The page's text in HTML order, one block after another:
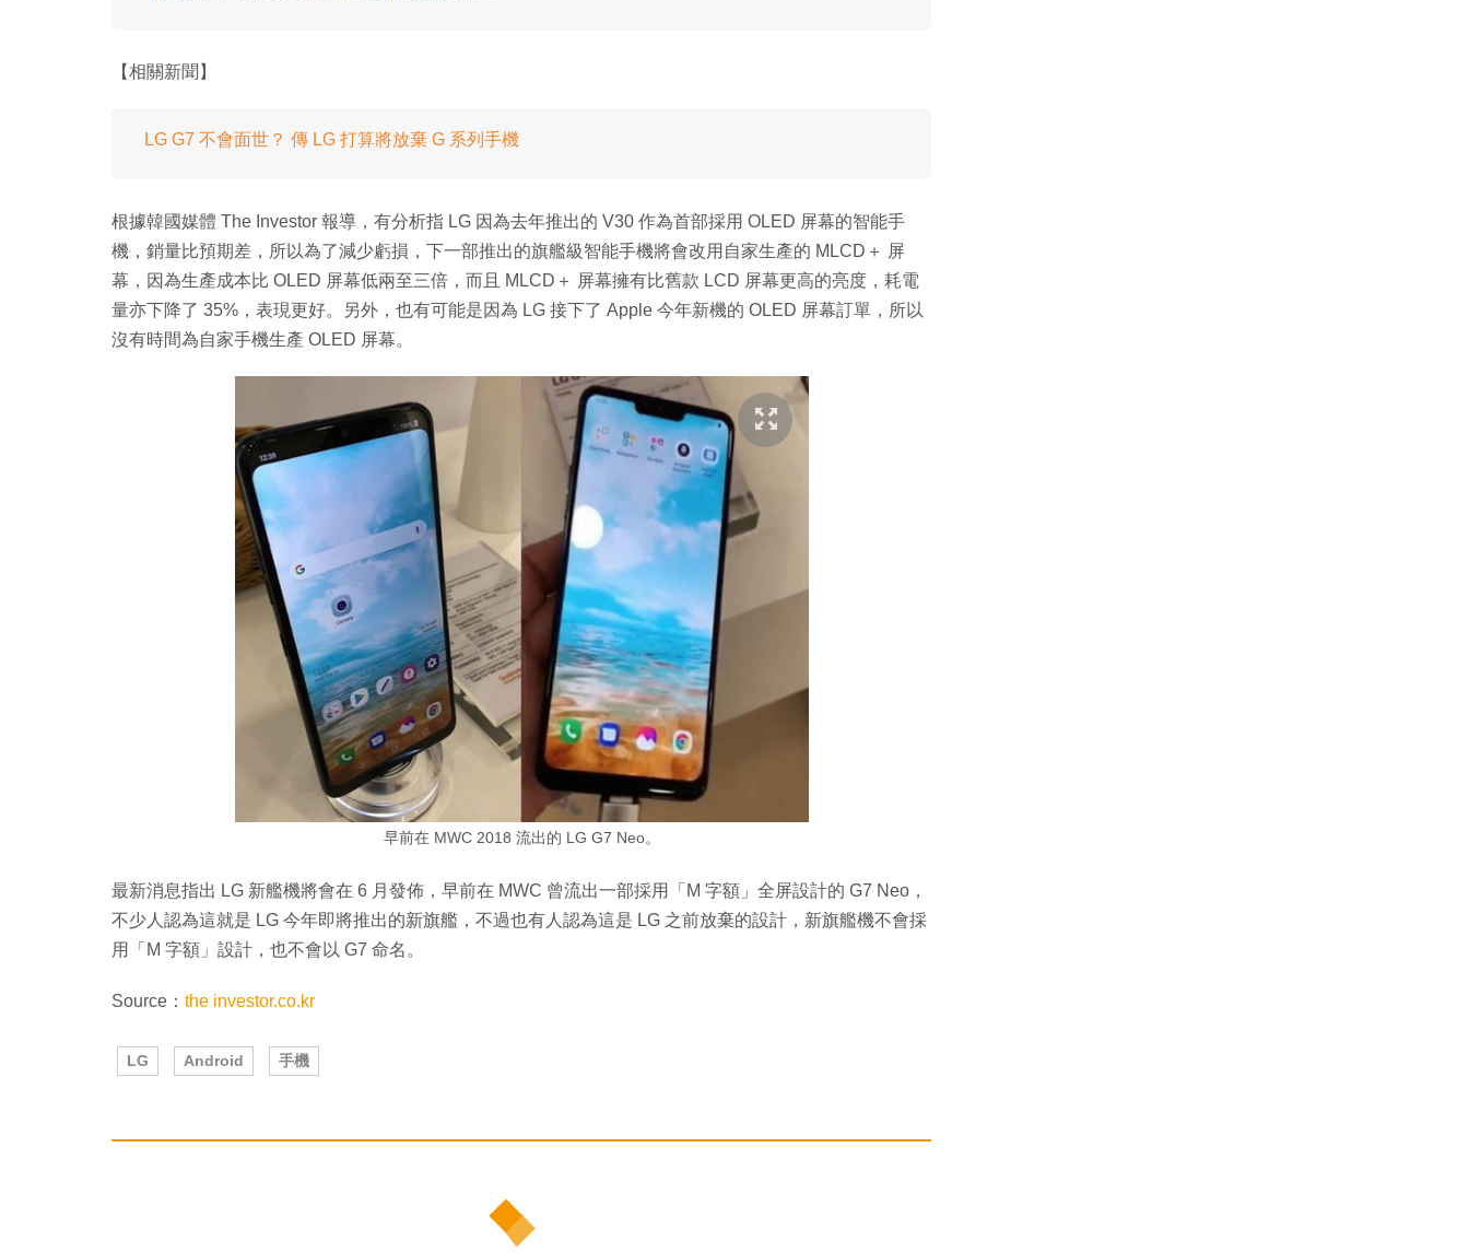
【相關新聞】
LG G7 不會面世？ 傳 LG 打算將放棄 G 系列手機
根據韓國媒體 The Investor 報導，有分析指 LG 因為去年推出的 V30 作為首部採用 OLED 屏幕的智能手
機，銷量比預期差，所以為了減少虧損，下一部推出的旗艦級智能手機將會改用自家生產的 MLCD＋ 屏
幕，因為生產成本比 OLED 屏幕低兩至三倍，而且 MLCD＋ 屏幕擁有比舊款 LCD 屏幕更高的亮度，耗電
量亦下降了 35%，表現更好。另外，也有可能是因為 LG 接下了 Apple 今年新機的 OLED 屏幕訂單，所以
沒有時間為自家手機生產 OLED 屏幕。
早前在 MWC 2018 流出的 LG G7 Neo。
最新消息指出 LG 新艦機將會在 6 月發佈，早前在 MWC 曾流出一部採用「M 字額」全屏設計的 G7 Neo，
不少人認為這就是 LG 今年即將推出的新旗艦，不過也有人認為這是 LG 之前放棄的設計，新旗艦機不會採
用「M 字額」設計，也不會以 G7 命名。
Source： the investor.co.kr
LG Android 手機